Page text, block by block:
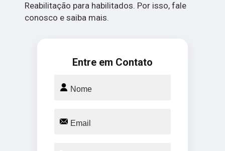
Reabilitação para habilitados. Por isso, fale
conosco e saiba mais.
Entre em Contato